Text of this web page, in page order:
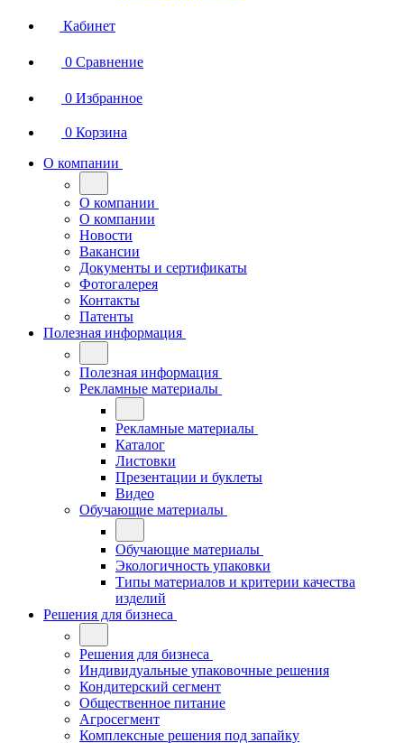
Кабинет
0 Сравнение
0 Избранное
0 Корзина
О компании
О компании
О компании
Новости
Вакансии
Документы и сертификаты
Фотогалерея
Контакты
Патенты
Полезная информация
Полезная информация
Рекламные материалы
Рекламные материалы
Каталог
Листовки
Презентации и буклеты
Видео
Обучающие материалы
Обучающие материалы
Экологичность упаковки
Типы материалов и критерии качества
изделий
Решения для бизнеса
Решения для бизнеса
Индивидуальные упаковочные решения
Кондитерский сегмент
Общественное питание
Агросегмент
Комплексные решения под запайку